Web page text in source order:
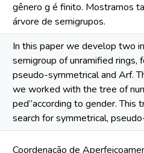
gênero g é finito. Mostramos
árvore de semigrupos.
In this paper we develop two
semigroup of unramified rings,
pseudo-symmetrical and Arf.
we worked with the tree of
ped”according to gender.
search for symmetrical,
Coordenação de